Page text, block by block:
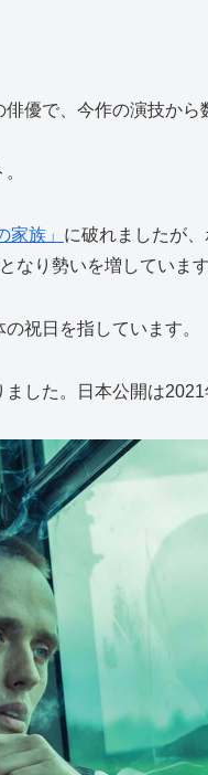
優で、今作の演技から
家族」 に破れましたが
なり勢いを増しています
祝日を指しています。
した。日本公開は2021